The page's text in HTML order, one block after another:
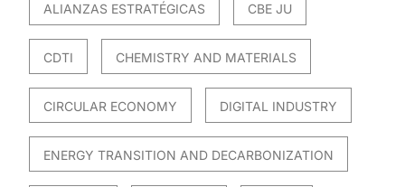
ALIANZAS ESTRATÉGICAS CBE JU
CDTI CHEMISTRY AND MATERIALS
CIRCULAR ECONOMY DIGITAL INDUSTRY
ENERGY TRANSITION AND DECARBONIZATION